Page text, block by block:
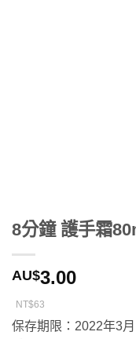
8分鐘 護手霜
AU$3.00
NT$63
保存期限：2022年3月